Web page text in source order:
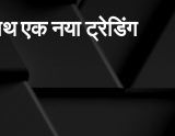
एक नया ट्रेडिंग